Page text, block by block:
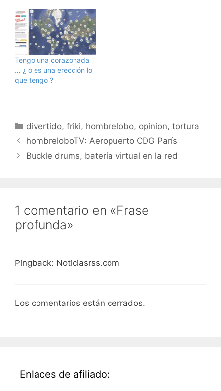
Tengo una corazonada
… ¿ o es una erección lo
que tengo ?
Categorías
divertido,friki, hombrelobo, opinion,tortura
hombreloboTV: Aeropuerto CDG París
Buckle drums, batería virtual en la red
1 comentario en «Frase
profunda»
Pingback: Noticiasrss.com
Los comentarios están cerrados.
Enlaces de afiliado: